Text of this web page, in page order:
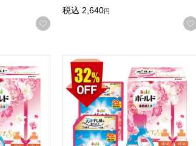
お気に入りに登録する
税込 2,640円
剤ギフトセット【夏の贈りもの・お中元】
P&G ボールド液体洗剤ギフ